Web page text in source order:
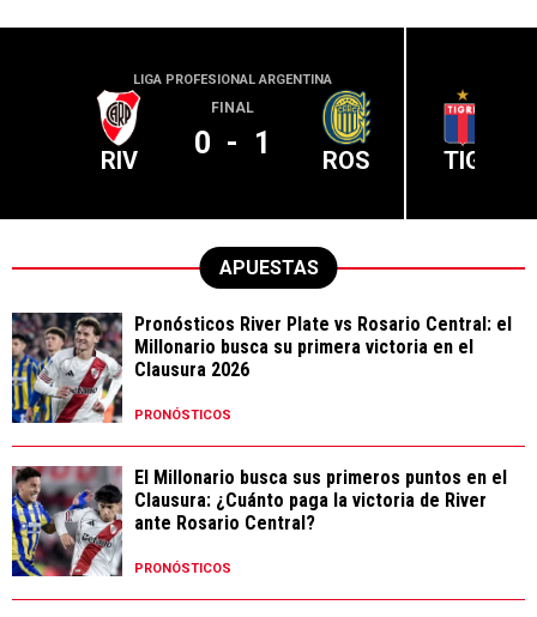
LIGA PROFESIONAL ARGENTINA
RIV
FINAL
0 - 1 ROS TIG
APUESTAS
Pronósticos River Plate vs Rosario Central: el
Millonario busca su primera victoria en el
Clausura 2026
PRONÓSTICOS
El Millonario busca sus primeros puntos en el
Clausura: ¿Cuánto paga la victoria de River
ante Rosario Central?
PRONÓSTICOS